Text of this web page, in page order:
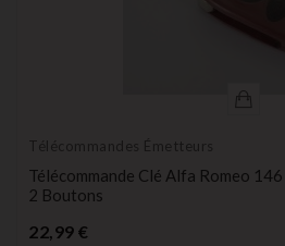
Télécommandes Émetteurs
Télécommande Clé Alfa Romeo
2 Boutons
22,99 €